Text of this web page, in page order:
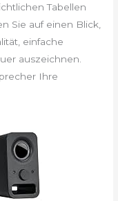
Tabellen
Sie auf einen Blick,
einfache
auszeichnen.
Ihre